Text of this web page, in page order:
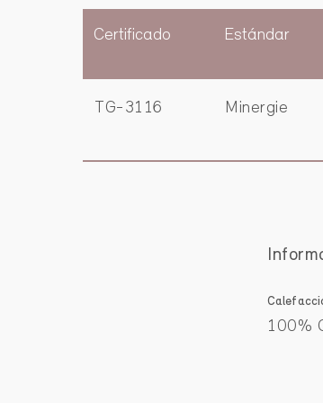
Certificado Estándar
TG-3116 Minergie
100%